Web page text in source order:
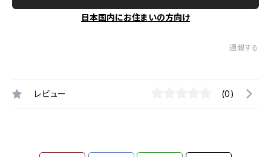
日本国内にお住まいの方向け
通報する
レビュー (0)